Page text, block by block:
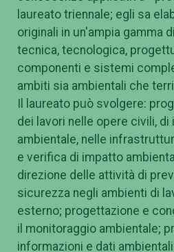
laureato triennale; egli sa
originali in un'ampia gamma
tecnica, tecnologica,
componenti e sistemi
ambiti sia ambientali che
Il laureato può svolgere:
dei lavori nelle opere civili,
ambientale, nelle
e verifica di impatto
direzione delle attività di
sicurezza negli ambienti di
esterno; progettazione e
il monitoraggio ambientale;
informazioni e dati